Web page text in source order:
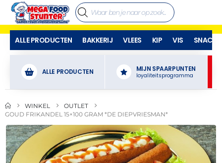
ALLE PRODUCTEN BAKKERIJ VLEES KIP VIS SNACKS
ALLE PRODUCTEN MIJN SPAARPUNTEN
loyaliteitsprogramma
WINKEL
OUTLET
GOUD FRIKANDEL 15×100 GRAM *DE DIEPVRIESMAN*